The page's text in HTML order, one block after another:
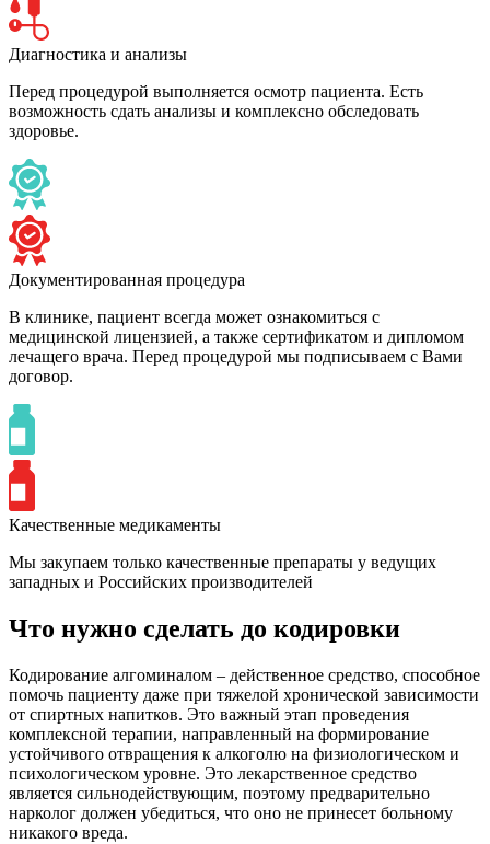
Диагностика и анализы
Перед процедурой выполняется осмотр пациента. Есть
возможность сдать анализы и комплексно обследовать
здоровье.
Документированная процедура
В клинике, пациент всегда может ознакомиться с
медицинской лицензией, а также сертификатом и дипломом
лечащего врача. Перед процедурой мы подписываем с Вами
договор.
Качественные медикаменты
Мы закупаем только качественные препараты у ведущих
западных и Российских производителей
Что нужно сделать до кодировки
Кодирование алгоминалом – действенное средство, способное
помочь пациенту даже при тяжелой хронической зависимости
от спиртных напитков. Это важный этап проведения
комплексной терапии, направленный на формирование
устойчивого отвращения к алкоголю на физиологическом и
психологическом уровне. Это лекарственное средство
является сильнодействующим, поэтому предварительно
нарколог должен убедиться, что оно не принесет больному
никакого вреда.